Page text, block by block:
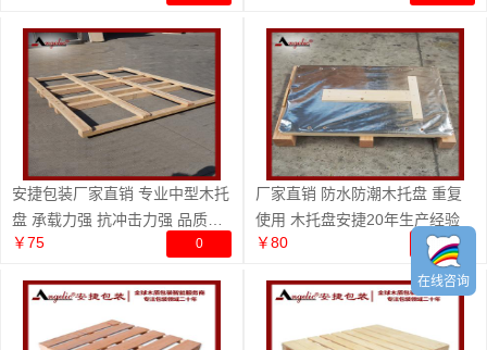
安捷包装厂家直销 专业中型木托
盘 承载力强 抗冲击力强 品质保
证
￥75 0
厂家直销 防水防潮木托盘 重复
使用 木托盘安捷20年生产经验
￥80
0
在线咨询